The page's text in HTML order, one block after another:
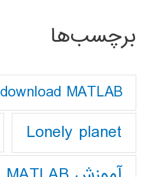
برچسب‌ها
download MATLAB
Lonely planet